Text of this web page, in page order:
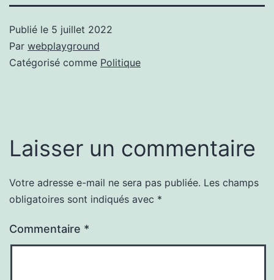
Publié le 5 juillet 2022
Par webplayground
Catégorisé comme Politique
Laisser un commentaire
Votre adresse e-mail ne sera pas publiée. Les champs
obligatoires sont indiqués avec *
Commentaire *